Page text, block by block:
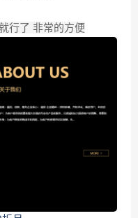
行了 非常的方便